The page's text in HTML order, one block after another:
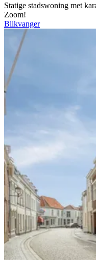
Statige stadswoning met
Zoom!
Blikvanger